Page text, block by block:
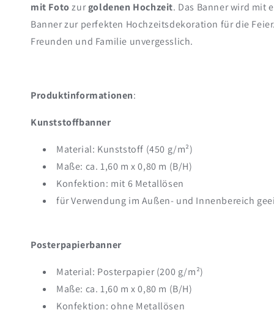
mit Fotozurgoldenen Hochzeit. Das Banner wird mit
Banner zur perfekten Hochzeitsdekoration für die
Freunden und Familie unvergesslich.
Produktinformationen:
Kunststoffbanner
Material: Kunststoff (450 g/m²)
Maße: ca. 1,60 m x 0,80 m (B/H)
Konfektion: mit 6 Metallösen
für Verwendung im Außen- und Innenbereich
Posterpapierbanner
Material: Posterpapier (200 g/m²)
Maße: ca. 1,60 m x 0,80 m (B/H)
Konfektion: ohne Metallösen